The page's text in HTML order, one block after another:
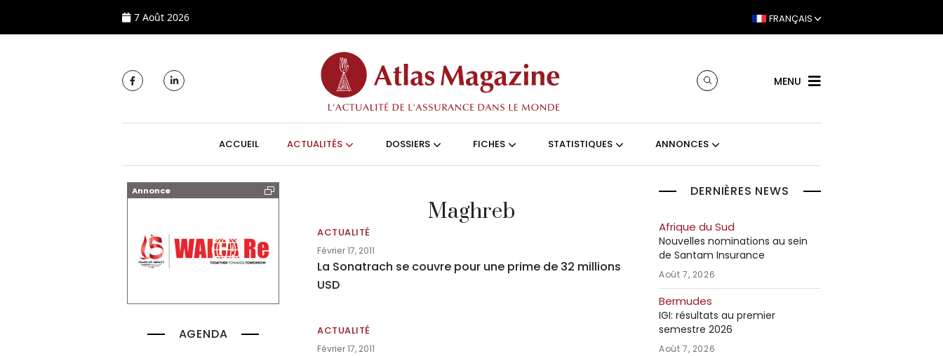
7 Août 2026 FRANÇAIS
MENU
ACCUEIL ACTUALITÉS DOSSIERS FICHES STATISTIQUES ANNONCES
Annonce
AGENDA
Maghreb
ACTUALITÉ
Février 17, 2011
La Sonatrach se couvre pour une prime de 32 millions
USD
ACTUALITÉ
Février 17, 2011
DERNIÈRES NEWS
Afrique du Sud
Nouvelles nominations au sein
de Santam Insurance
Août 7, 2026
Bermudes
IGI: résultats au premier
semestre 2026
Août 7, 2026